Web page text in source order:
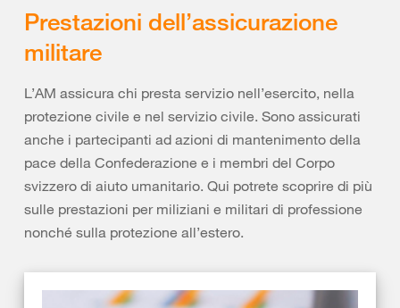
Prestazioni dell’assicurazione
militare
L’AM assicura chi presta servizio nell’esercito, nella
protezione civile e nel servizio civile. Sono assicurati
anche i partecipanti ad azioni di mantenimento della
pace della Confederazione e i membri del Corpo
svizzero di aiuto umanitario. Qui potrete scoprire di più
sulle prestazioni per miliziani e militari di professione
nonché sulla protezione all’estero.